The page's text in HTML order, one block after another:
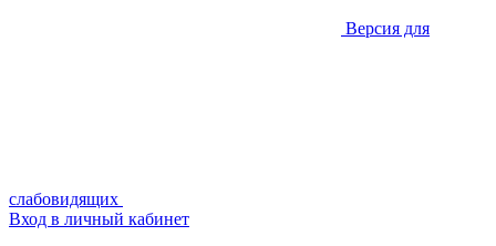
Версия для
слабовидящих
Вход в личный кабинет